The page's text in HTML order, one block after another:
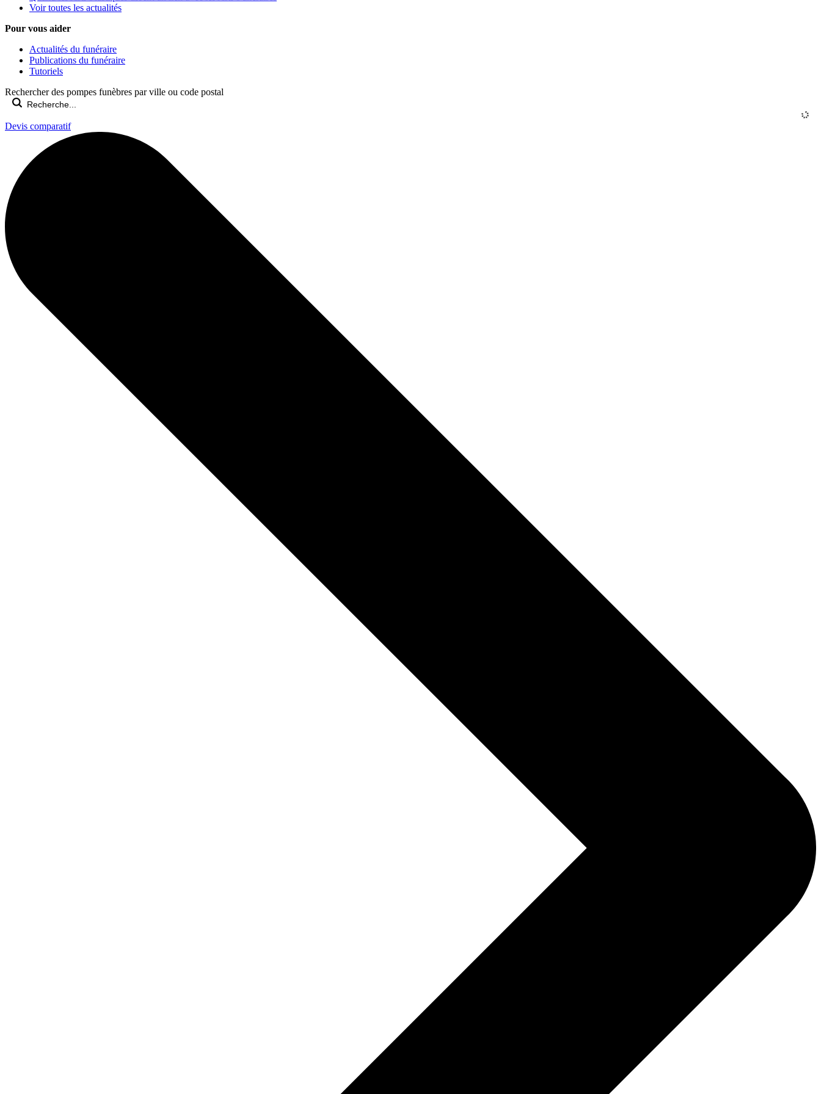
Voir toutes les actualités
Pour vous aider
Actualités du funéraire
Publications du funéraire
Tutoriels
Rechercher des pompes funèbres par ville ou code postal
Devis comparatif